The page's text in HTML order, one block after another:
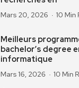
Mars 20, 2026 10 Min
Meilleurs
bachelor’s degree
informatique
Mars 16, 2026 10 Min